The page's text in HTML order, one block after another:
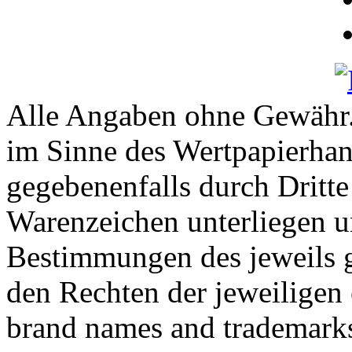
Alle Angaben ohne
im Sinne des
gegebenenfalls durch
Warenzeichen unterliegen
Bestimmungen des jeweils
den Rechten der
brand names and